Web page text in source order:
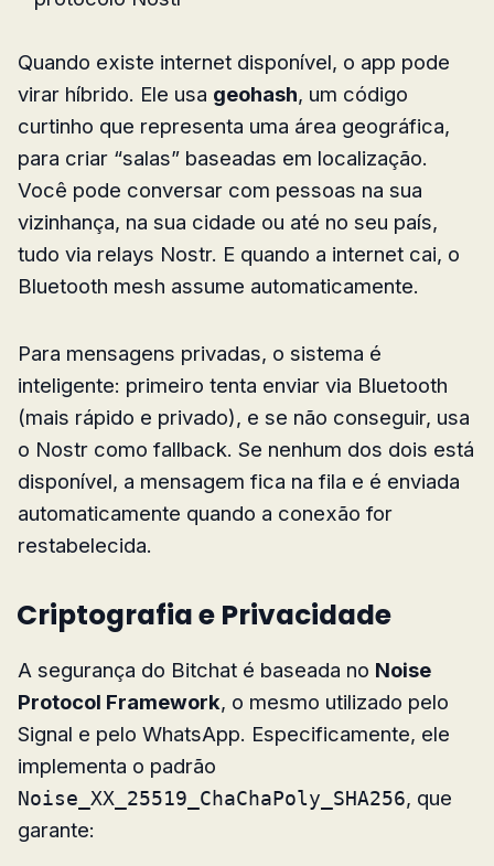
Quando existe internet disponível, o app pode
virar híbrido. Ele usa geohash, um código
curtinho que representa uma área geográfica,
para criar “salas” baseadas em localização.
Você pode conversar com pessoas na sua
vizinhança, na sua cidade ou até no seu país,
tudo via relays Nostr. E quando a internet cai, o
Bluetooth mesh assume automaticamente.
Para mensagens privadas, o sistema é
inteligente: primeiro tenta enviar via Bluetooth
(mais rápido e privado), e se não conseguir, usa
o Nostr como fallback. Se nenhum dos dois está
disponível, a mensagem fica na fila e é enviada
automaticamente quando a conexão for
restabelecida.
Criptografia e Privacidade
A segurança do Bitchat é baseada no Noise
Protocol Framework, o mesmo utilizado pelo
Signal e pelo WhatsApp. Especificamente, ele
implementa o padrão
Noise_XX_25519_ChaChaPoly_SHA256, que
garante: